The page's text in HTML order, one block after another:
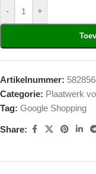
- +
Artikelnummer:
Categorie: Plaatwerk
Tag: Google Shopping
Share: